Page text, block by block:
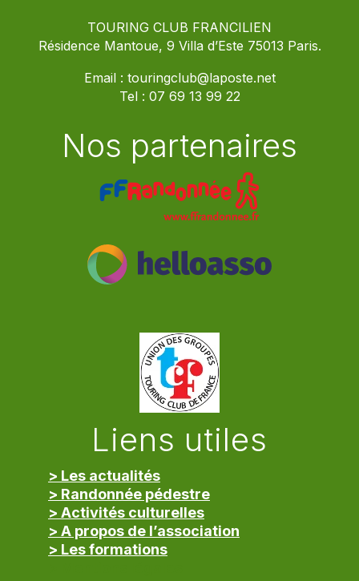
TOURING CLUB FRANCILIEN
Résidence Mantoue, 9 Villa d’Este 75013 Paris.
Email : touringclub@laposte.net
Tel : 07 69 13 99 22
Nos partenaires
Liens utiles
> Les actualités
> Randonnée pédestre
> Activités culturelles
> A propos de l’association
> Les formations